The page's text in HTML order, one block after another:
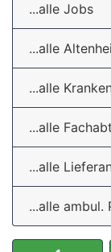
...alle Jobs
...alle
...alle
...alle
...alle
...alle ambul.